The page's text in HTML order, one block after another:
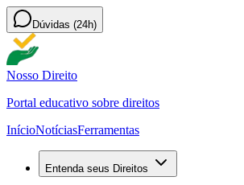
Dúvidas (24h)
Nosso Direito
Portal educativo sobre direitos
InícioNotíciasFerramentas
Entenda seus Direitos